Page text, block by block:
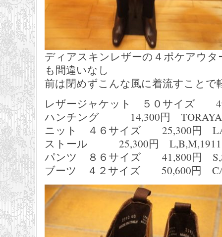
ディアスキンレザーの４ポケアウ
も間違いなし
前は閉めずこんな風に着流すこと
レザージャケット ５０サイズ
ハンチング 14,300円 TORAYA
ニット ４６サイズ 25,300円
ストール 25,300円 L,B,M,1911
パンツ ８６サイズ 41,800円
ブーツ ４２サイズ 50,600円